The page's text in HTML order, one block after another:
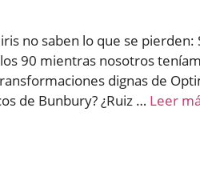
no saben lo que se pierden:
90 mientras nosotros
dignas de
de Bunbury? ¿Ruiz … Leer